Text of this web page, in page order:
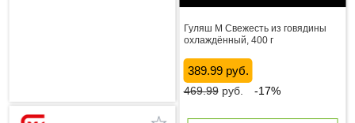
Гуляш М Свежесть из говядины
охлаждённый, 400 г
389.99 руб.
469.99руб. -17%